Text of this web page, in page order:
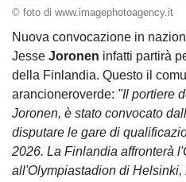
© foto di www.imagephotoagency.it
Nuova convocazione in
Jesse Joronen infatti partirà
della Finlandia. Questo il
arancioneroverde: "Il portiere
Joronen, è stato convocato
disputare le gare di
2026. La Finlandia affronterà
all'Olympiastadion di